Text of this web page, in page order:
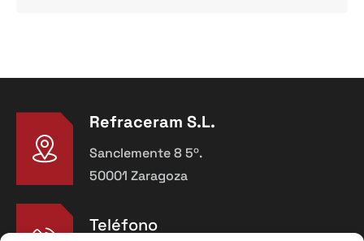
Refraceram S.L.
Sanclemente 8 5º.
50001 Zaragoza
Teléfono